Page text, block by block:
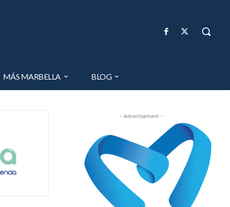
MÁS MARBELLA BLOG
- Advertisement -